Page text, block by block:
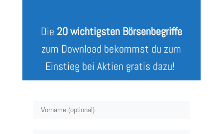
Die 20 wichtigsten Börsenbegriffe
zum Download bekommst du zum
Einstieg bei Aktien gratis dazu!